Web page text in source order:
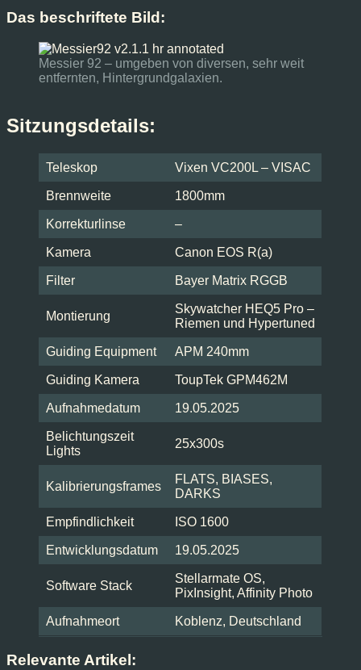
Das beschriftete Bild:
Messier 92 – umgeben von diversen, sehr weit
entfernten, Hintergrundgalaxien.
Sitzungsdetails:
Teleskop Vixen VC200L – VISAC
Brennweite 1800mm
Korrekturlinse –
Kamera Canon EOS R(a)
Filter Bayer Matrix RGGB
Montierung
Skywatcher HEQ5 Pro –
Riemen und Hypertuned
Guiding Equipment APM 240mm
Guiding Kamera ToupTek GPM462M
Aufnahmedatum 19.05.2025
Belichtungszeit
Lights
25x300s
Kalibrierungsframes
FLATS, BIASES,
DARKS
Empfindlichkeit ISO 1600
Entwicklungsdatum 19.05.2025
Software Stack
Stellarmate OS,
PixInsight, Affinity Photo
Aufnahmeort Koblenz, Deutschland
Relevante Artikel: